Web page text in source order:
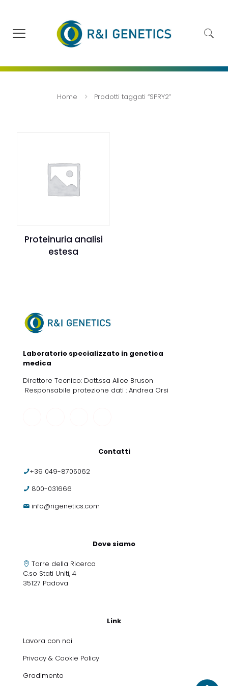
Home Prodotti taggati “SPRY2”
Proteinuria analisi
estesa
Laboratorio specializzato in genetica
medica
Direttore Tecnico: Dott.ssa Alice Bruson
Responsabile protezione dati : Andrea Orsi
Contatti
+39 049-8705062
800-031666
info@rigenetics.com
Dove siamo
Torre della Ricerca
C.so Stati Uniti, 4
35127 Padova
Link
Lavora con noi
Privacy & Cookie Policy
Gradimento